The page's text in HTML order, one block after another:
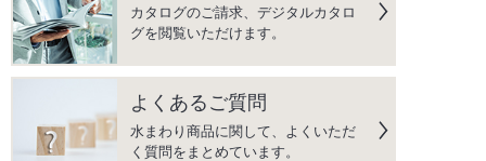
カタログのご請求、デジタルカタロ
グを閲覧いただけます。
よくあるご質問
水まわり商品に関して、よくいただ
く質問をまとめています。